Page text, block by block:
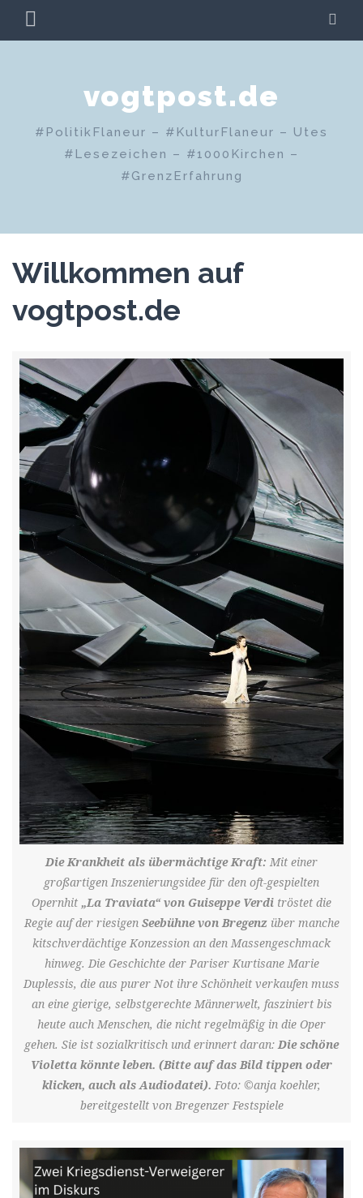
Zum
Inhalt MENÜ
vogtpost.de
#PolitikFlaneur – #KulturFlaneur – Utes
#Lesezeichen – #1000Kirchen –
#GrenzErfahrung
Willkommen auf
vogtpost.de
Die Krankheit als übermächtige Kraft: Mit einer
großartigen Inszenierungsidee für den oft-gespielten
Opernhit „La Traviata“ von Guiseppe Verdi tröstet die
Regie auf der riesigen Seebühne von Bregenzüber manche
kitschverdächtige Konzession an den Massengeschmack
hinweg. Die Geschichte der Pariser Kurtisane Marie
Duplessis, die aus purer Not ihre Schönheit verkaufen muss
an eine gierige, selbstgerechte Männerwelt, fasziniert bis
heute auch Menschen, die nicht regelmäßig in die Oper
gehen. Sie ist sozialkritisch und erinnert daran: Die schöne
Violetta könnte leben. (Bitte auf das Bild tippen oder
klicken, auch als Audiodatei). Foto: ©anja koehler,
bereitgestellt von Bregenzer Festspiele